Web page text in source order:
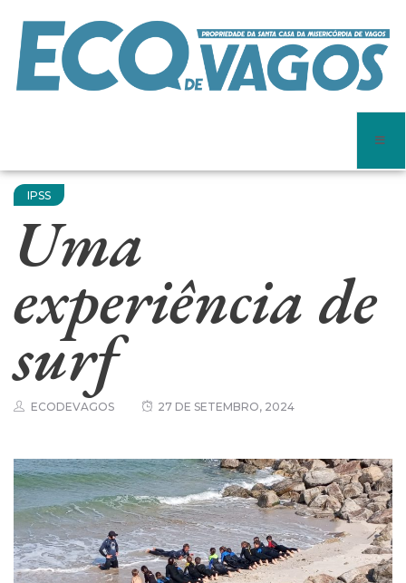
IPSS
Uma
experiência de
surf
ECODEVAGOS 27 DE SETEMBRO, 2024